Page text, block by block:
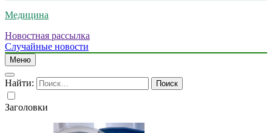
Медицина
Новостная рассылка
Случайные новости
Меню
Найти:
Заголовки